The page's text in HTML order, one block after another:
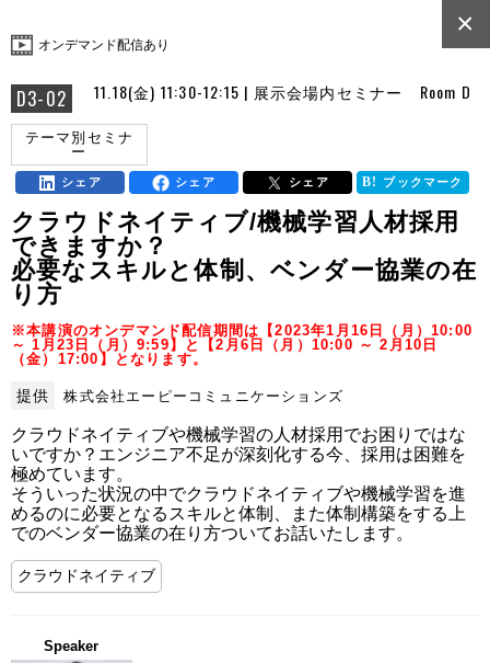
オンデマンド配信あり
D3-02 11.18(金) 11:30-12:15 | 展示会場内セミナー Room D
×
テーマ別セミナ
ー
シェア シェア シェア ブックマーク
クラウドネイティブ/機械学習人材採用
できますか？
必要なスキルと体制、ベンダー協業の在
り方
※本講演のオンデマンド配信期間は【2023年1月16日（月）10:00
～ 1月23日（月）9:59】と【2月6日（月）10:00 ～ 2月10日
（金）17:00】となります。
提供 株式会社エーピーコミュニケーションズ
クラウドネイティブや機械学習の人材採用でお困りではな
いですか？エンジニア不足が深刻化する今、採用は困難を
極めています。
そういった状況の中でクラウドネイティブや機械学習を進
めるのに必要となるスキルと体制、また体制構築をする上
でのベンダー協業の在り方ついてお話いたします。
クラウドネイティブ
Speaker